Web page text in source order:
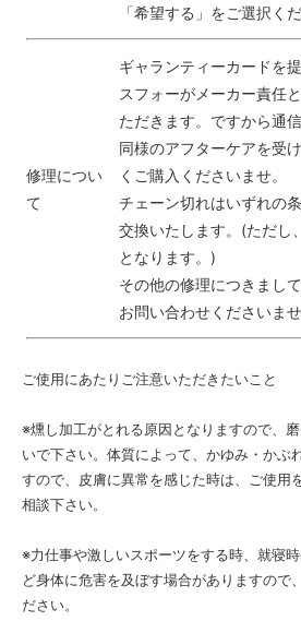
「希望する」をご選択くだ
修理につい
て
ギャランティーカードを
スフォーがメーカー責任
ただきます。ですから通
同様のアフターケアを受
くご購入くださいませ。
チェーン切れはいずれの
交換いたします。(ただし
となります。)
その他の修理につきまし
お問い合わせくださいませ
ご使用にあたりご注意いただきたいこと
※燻し加工がとれる原因となりますので、
いで下さい。体質によって、かゆみ・かぶ
すので、皮膚に異常を感じた時は、ご使用
相談下さい。
※力仕事や激しいスポーツをする時、就寝
ど身体に危害を及ぼす場合がありますので
ださい。